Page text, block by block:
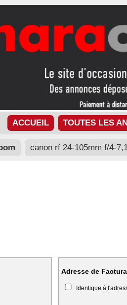
ACCUEIL TOUTES LES
canon rf 24-105mm f/4-
Adresse de
Identique à